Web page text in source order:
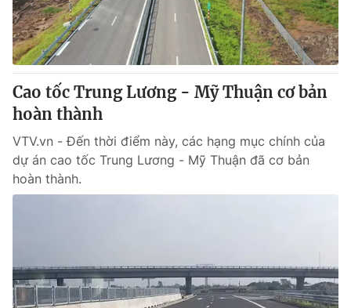
Cao tốc Trung Lương - Mỹ Thuận cơ bản
hoàn thành
VTV.vn - Đến thời điểm này, các hạng mục chính của
dự án cao tốc Trung Lương - Mỹ Thuận đã cơ bản
hoàn thành.